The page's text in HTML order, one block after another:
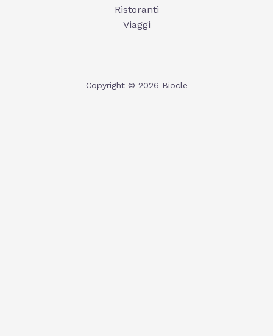
Ristoranti
Viaggi
Copyright © 2026 Biocle